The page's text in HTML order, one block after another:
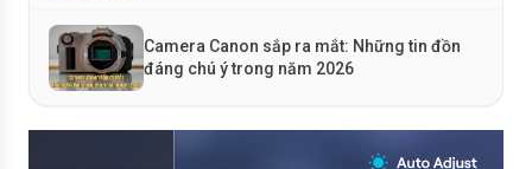
Camera Canon sắp ra mắt: Những tin đồn
đáng chú ý trong năm 2026